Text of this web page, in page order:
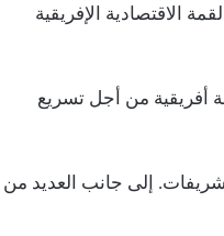
الاقتصادية الإفريقية
أفريقية من أجل تسريع
إلى جانب العديد من